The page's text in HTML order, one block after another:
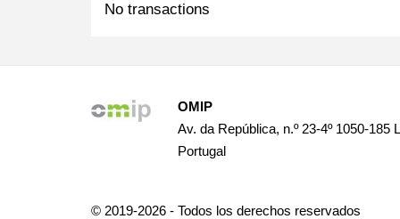
No transactions
OMIP
Av. da República, n.º 23-4º 1050-185
Portugal
© 2019-2026 - Todos los derechos reservados